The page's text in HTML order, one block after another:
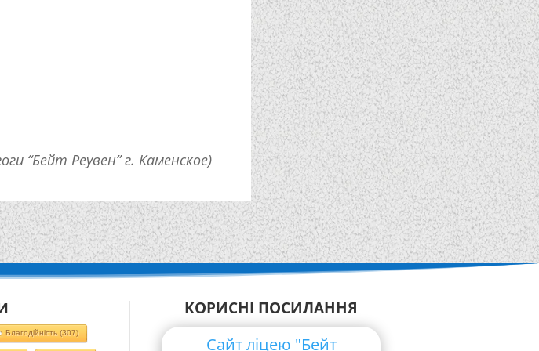
“Бейт Реувен” г. Каменское)
Благодійність (307)
КОРИСНІ ПОСИЛАННЯ
Сайт ліцею "Бейт